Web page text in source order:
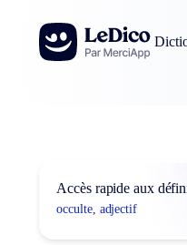
Aller au contenu
Accès rapide aux
occulte, adjectif